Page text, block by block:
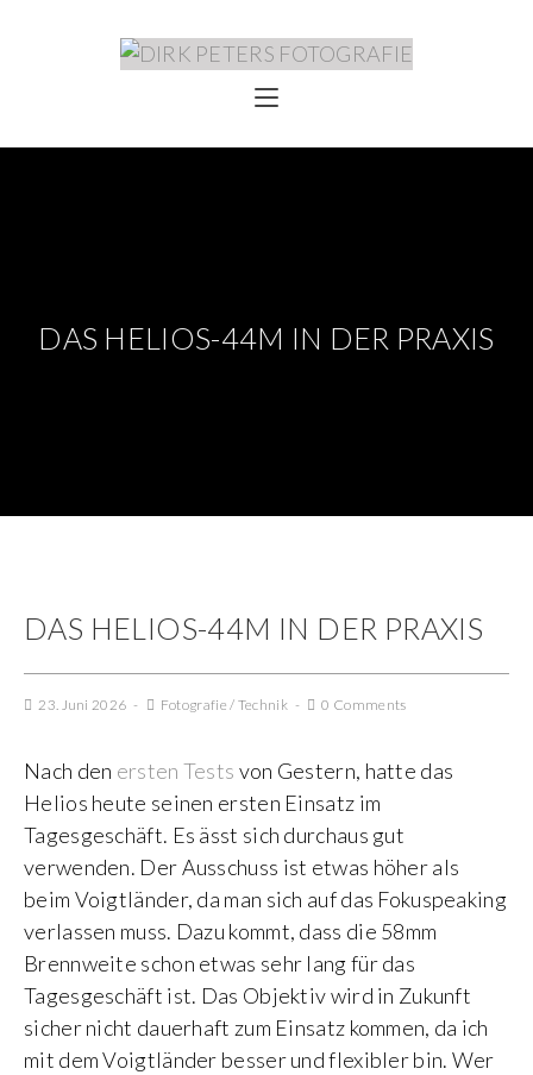
DAS HELIOS-44M IN DER PRAXIS
DAS HELIOS-44M IN DER PRAXIS
23. Juni 2026 Fotografie / Technik 0 Comments
Nach den ersten Tests von Gestern, hatte das
Helios heute seinen ersten Einsatz im
Tagesgeschäft. Es ässt sich durchaus gut
verwenden. Der Ausschuss ist etwas höher als
beim Voigtländer, da man sich auf das Fokuspeaking
verlassen muss. Dazu kommt, dass die 58mm
Brennweite schon etwas sehr lang für das
Tagesgeschäft ist. Das Objektiv wird in Zukunft
sicher nicht dauerhaft zum Einsatz kommen, da ich
mit dem Voigtländer besser und flexibler bin. Wer